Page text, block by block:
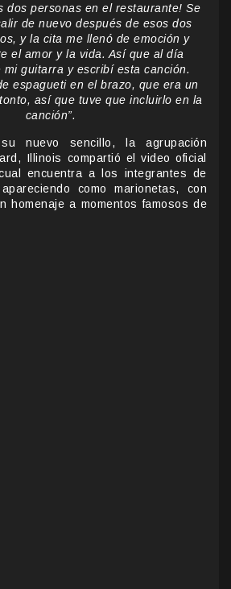
dos personas en el restaurante! Se
de nuevo después de esos dos
y la cita me llenó de emoción y
el amor y la vida. Así que al día
guitarra y escribí esta canción.
espagueti en el brazo, que era un
así que tuve que incluirlo en la
canción”.
nuevo sencillo, la agrupación
Illinois compartió el video oficial
encuentra a los integrantes de
apareciendo como marionetas, con
homenaje a momentos famosos de